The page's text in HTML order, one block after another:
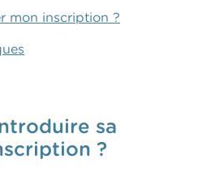
mon inscription ?
sa
?